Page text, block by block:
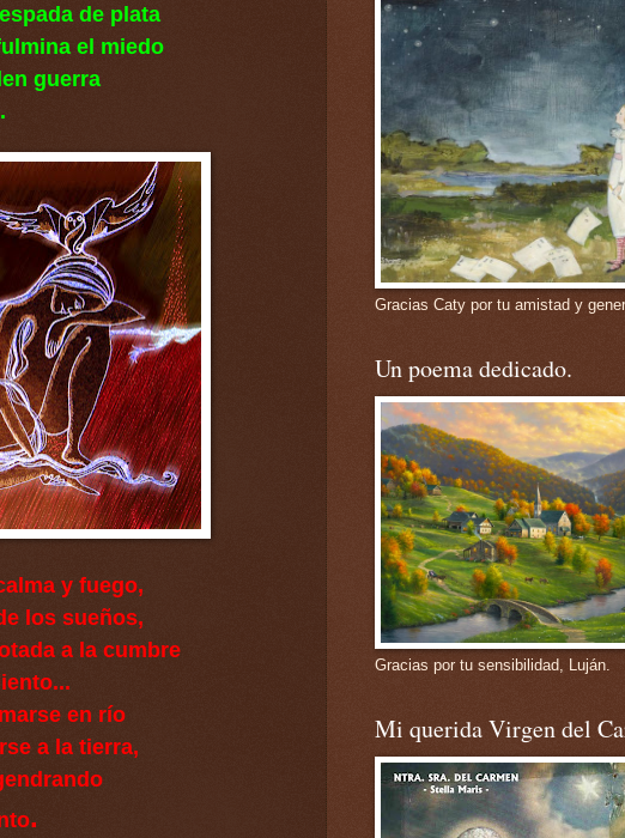
de plata
el miedo
guerra
y fuego,
los sueños,
a la cumbre
en río
a la tierra,
.
Gracias Caty por tu amistad y
Un poema dedicado.
Gracias por tu sensibilidad, Luján.
Mi querida Virgen del